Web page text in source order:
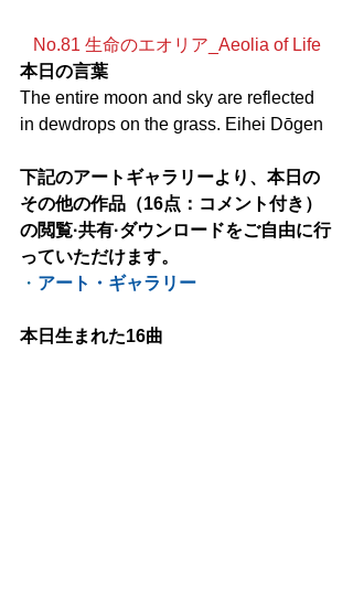
No.81 生命のエオリア_Aeolia of Life
本日の言葉
The entire moon and sky are reflected
in dewdrops on the grass. Eihei Dōgen
下記のアートギャラリーより、本日の
その他の作品（16点：コメント付き）
の閲覧·共有·ダウンロードをご自由に行
っていただけます。
・ アート・ギャラリー
本日生まれた16曲